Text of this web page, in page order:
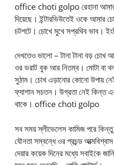
office choti golpo রেহানা
দিয়েছে। ইন্টারভিউতেই ওকে আমার
চটপটে। চোখে মুখে সপ্রথিব ভাব।
দেখতেও ভালো – টানা টানা বড়
ওর ভরাট বুক আর নিতম্ব। মোটা বা
সুঠাম। চোখ এড়ানোর কোনো উপায়
ফ্যাশান সচতন। উগ্রতা নেই কিন্ত
থাকে। office choti golpo
সব সময় স্লীভেলেস কামিজ পরে
যৌনতা সম্বন্ধে ওর প্রচন্ড
দেয়ার কয়েক দিনের মধ্যে সবাইকে